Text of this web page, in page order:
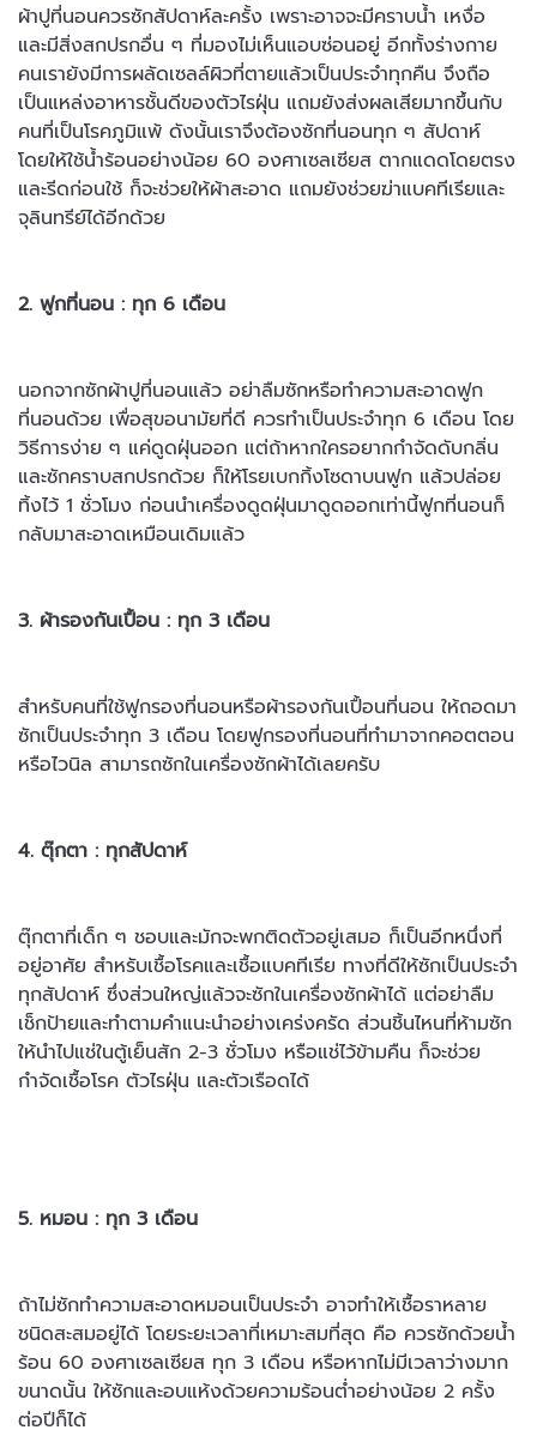
ผ้าปูที่นอนควรซักสัปดาห์ละครั้ง เพราะอาจจะมีคราบน้ำ เหงื่อ
และมีสิ่งสกปรกอื่น ๆ ที่มองไม่เห็นแอบซ่อนอยู่ อีกทั้งร่างกาย
คนเรายังมีการผลัดเซลล์ผิวที่ตายแล้วเป็นประจำทุกคืน จึงถือ
เป็นแหล่งอาหารชั้นดีของตัวไรฝุ่น แถมยังส่งผลเสียมากขึ้นกับ
คนที่เป็นโรคภูมิแพ้ ดังนั้นเราจึงต้องซักที่นอนทุก ๆ สัปดาห์
โดยให้ใช้น้ำร้อนอย่างน้อย 60 องศาเซลเซียส ตากแดดโดยตรง
และรีดก่อนใช้ ก็จะช่วยให้ผ้าสะอาด แถมยังช่วยฆ่าแบคทีเรียและ
จุลินทรีย์ได้อีกด้วย
2. ฟูกที่นอน : ทุก 6 เดือน
นอกจากซักผ้าปูที่นอนแล้ว อย่าลืมซักหรือทำความสะอาดฟูก
ที่นอนด้วย เพื่อสุขอนามัยที่ดี ควรทำเป็นประจำทุก 6 เดือน โดย
วิธีการง่าย ๆ แค่ดูดฝุ่นออก แต่ถ้าหากใครอยากกำจัดดับกลิ่น
และซักคราบสกปรกด้วย ก็ให้โรยเบกกิ้งโซดาบนฟูก แล้วปล่อย
ทิ้งไว้ 1 ชั่วโมง ก่อนนำเครื่องดูดฝุ่นมาดูดออกเท่านี้ฟูกที่นอนก็
กลับมาสะอาดเหมือนเดิมแล้ว
3. ผ้ารองกันเปื้อน : ทุก 3 เดือน
สำหรับคนที่ใช้ฟูกรองที่นอนหรือผ้ารองกันเปื้อนที่นอน ให้ถอดมา
ซักเป็นประจำทุก 3 เดือน โดยฟูกรองที่นอนที่ทำมาจากคอตตอน
หรือไวนิลสามารถซักในเครื่องซักผ้าได้เลยครับ
4. ตุ๊กตา : ทุกสัปดาห์
ตุ๊กตาที่เด็ก ๆ ชอบและมักจะพกติดตัวอยู่เสมอ ก็เป็นอีกหนึ่งที่
อยู่อาศัยสำหรับเชื้อโรคและเชื้อแบคทีเรีย ทางที่ดีให้ซักเป็นประจำ
ทุกสัปดาห์ ซึ่งส่วนใหญ่แล้วจะซักในเครื่องซักผ้าได้ แต่อย่าลืม
เช็กป้ายและทำตามคำแนะนำอย่างเคร่งครัด ส่วนชิ้นไหนที่ห้ามซัก
ให้นำไปแช่ในตู้เย็นสัก 2-3 ชั่วโมง หรือแช่ไว้ข้ามคืน ก็จะช่วย
กำจัดเชื้อโรค ตัวไรฝุ่น และตัวเรือดได้
5. หมอน : ทุก 3 เดือน
ถ้าไม่ซักทำความสะอาดหมอนเป็นประจำ อาจทำให้เชื้อราหลาย
ชนิดสะสมอยู่ได้ โดยระยะเวลาที่เหมาะสมที่สุด คือ ควรซักด้วยน้ำ
ร้อน 60 องศาเซลเซียส ทุก 3 เดือน หรือหากไม่มีเวลาว่างมาก
ขนาดนั้น ให้ซักและอบแห้งด้วยความร้อนต่ำอย่างน้อย 2 ครั้ง
ต่อปีก็ได้